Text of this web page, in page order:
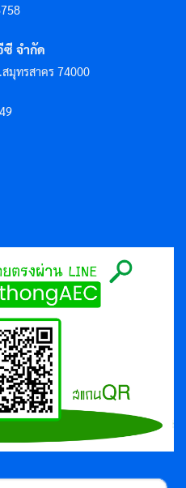
จำกัด
มุทรสาคร 74000